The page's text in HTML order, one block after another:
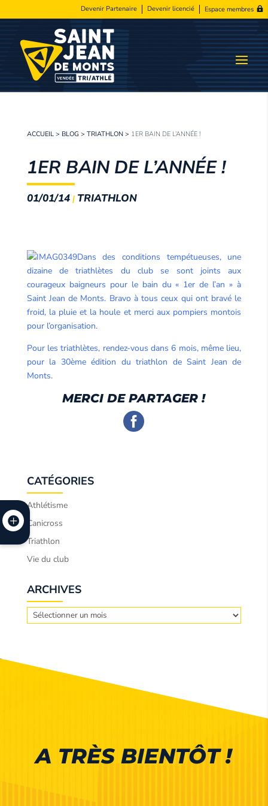
Devenir Partenaire Devenir licencié Espace membres
ACCUEIL> BLOG > TRIATHLON> 1ER BAIN DE L’ANNÉE !
1ER BAIN DE L’ANNÉE !
01/01/14| TRIATHLON
Dans des conditions tempétueuses, une
dizaine de triathlètes du club se sont joints aux
courageux baigneurs pour le bain du « 1er de l’an » à
Saint Jean de Monts. Bravo à tous ceux qui ont bravé le
froid, la pluie et la houle et merci aux pompiers montois
pour l’organisation.
Pour les triathlètes, rendez-vous dans 6 mois, même lieu,
pour la 30ème édition du triathlon de Saint Jean de
Monts.
MERCI DE PARTAGER !
CATÉGORIES
Athlétisme
Canicross
Triathlon
Vie du club
ARCHIVES
Archives
A TRÈS BIENTÔT !